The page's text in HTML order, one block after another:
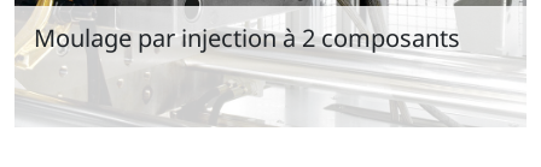
Moulage par injection à 2 composants